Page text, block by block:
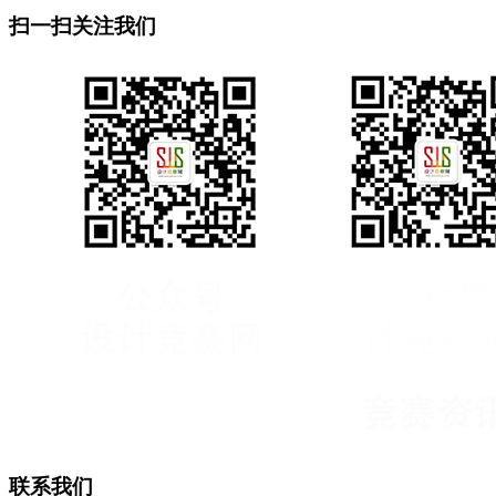
扫一扫关注我们
联系我们